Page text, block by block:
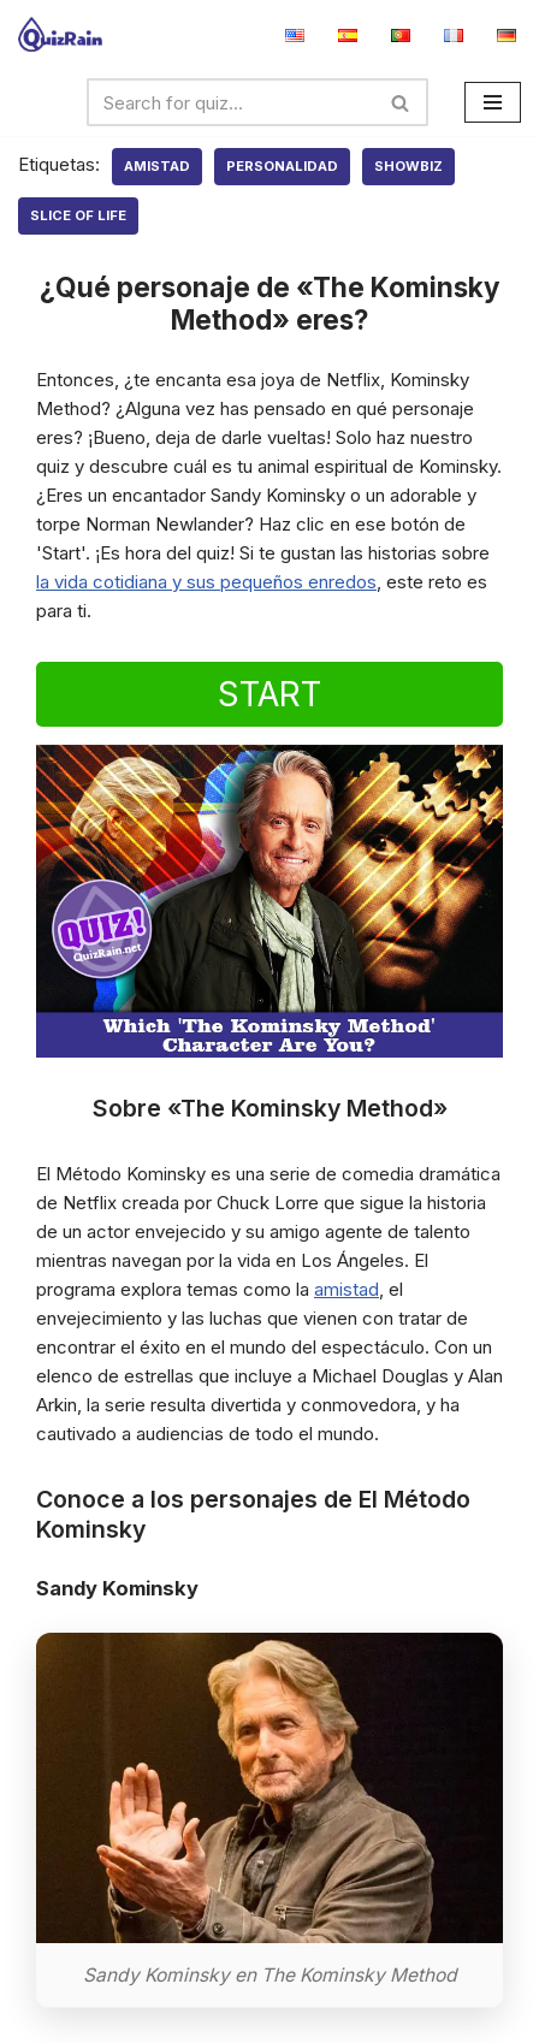
contenido
Etiquetas:
AMISTAD PERSONALIDAD SHOWBIZ
SLICE OF LIFE
¿Qué personaje de «The Kominsky
Method» eres?
Entonces, ¿te encanta esa joya de Netflix, Kominsky
Method? ¿Alguna vez has pensado en qué personaje
eres? ¡Bueno, deja de darle vueltas! Solo haz nuestro
quiz y descubre cuál es tu animal espiritual de Kominsky.
¿Eres un encantador Sandy Kominsky o un adorable y
torpe Norman Newlander? Haz clic en ese botón de
'Start'. ¡Es hora del quiz! Si te gustan las historias sobre
la vida cotidiana y sus pequeños enredos, este reto es
para ti.
START
Sobre «The Kominsky Method»
El Método Kominsky es una serie de comedia dramática
de Netflix creada por Chuck Lorre que sigue la historia
de un actor envejecido y su amigo agente de talento
mientras navegan por la vida en Los Ángeles. El
programa explora temas como la amistad , el
envejecimiento y las luchas que vienen con tratar de
encontrar el éxito en el mundo del espectáculo. Con un
elenco de estrellas que incluye a Michael Douglas y Alan
Arkin, la serie resulta divertida y conmovedora, y ha
cautivado a audiencias de todo el mundo.
Conoce a los personajes de El Método
Kominsky
Sandy Kominsky
Sandy Kominsky en The Kominsky Method